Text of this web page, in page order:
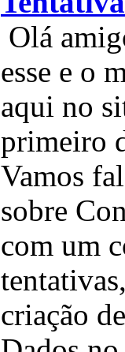
Olá
esse e o
aqui no
primeiro
Vamos
sobre
com um
criação